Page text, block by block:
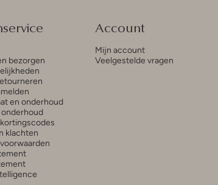
bezorgen
en onderhoud
klachten
Account
Mijn account
Veelgestelde vragen